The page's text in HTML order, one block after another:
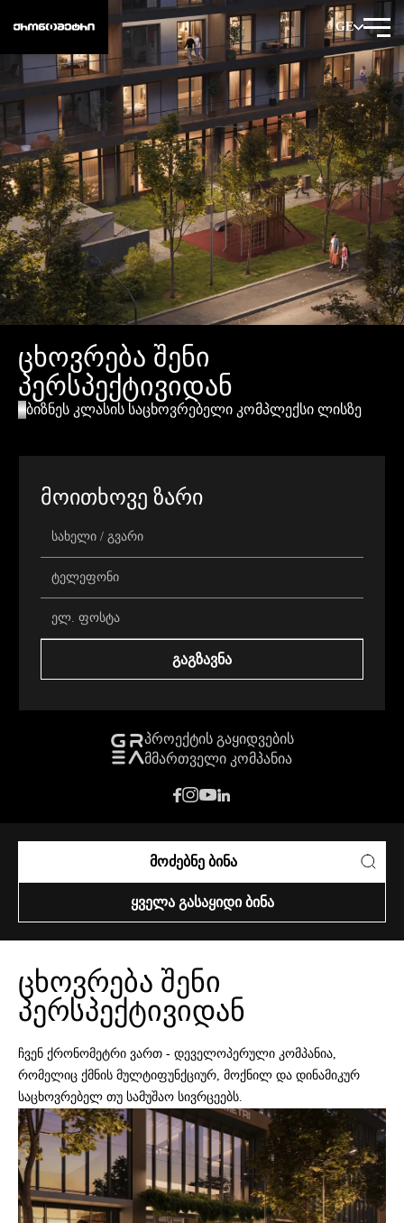
GE
ცხოვრება შენი
პერსპექტივიდან
ბიზნეს კლასის საცხოვრებელი კომპლექსი ლისზე
ᲛᲝᲘᲗᲮᲝᲕᲔ ᲖᲐᲠᲘ
ᲒᲐᲒᲖᲐᲕᲜᲐ
ᲞᲠᲝᲔᲥᲢᲘᲡ ᲒᲐᲧᲘᲓᲕᲔᲑᲘᲡ
ᲛᲛᲐᲠᲗᲕᲔᲚᲘ ᲙᲝᲛᲞᲐᲜᲘᲐ
ᲛᲝᲫᲔᲑᲜᲔ ᲑᲘᲜᲐ
ᲧᲕᲔᲚᲐ ᲒᲐᲡᲐᲧᲘᲓᲘ ᲑᲘᲜᲐ
ცხოვრება შენი
პერსპექტივიდან
ჩვენ ქრონომეტრი ვართ - დეველოპერული კომპანია,
რომელიც ქმნის მულტიფუნქციურ, მოქნილ და დინამიკურ
საცხოვრებელ თუ სამუშაო სივრცეებს.